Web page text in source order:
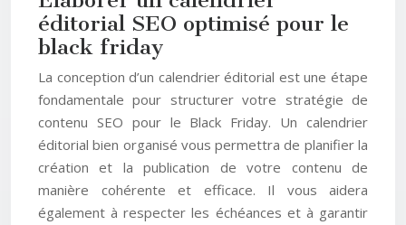
éditorial SEO optimisé pour le
black friday
La conception d’un calendrier éditorial est une étape
fondamentale pour structurer votre stratégie de
contenu SEO pour le Black Friday. Un calendrier
éditorial bien organisé vous permettra de planifier la
création et la publication de votre contenu de
manière cohérente et efficace. Il vous aidera
également à respecter les échéances et à garantir